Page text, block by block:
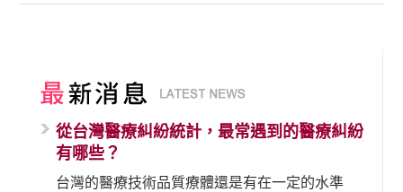
從台灣醫療糾紛統計，最常遇到的醫療糾紛
有哪些？
台灣的醫療技術品質療體還是有在一定的水準